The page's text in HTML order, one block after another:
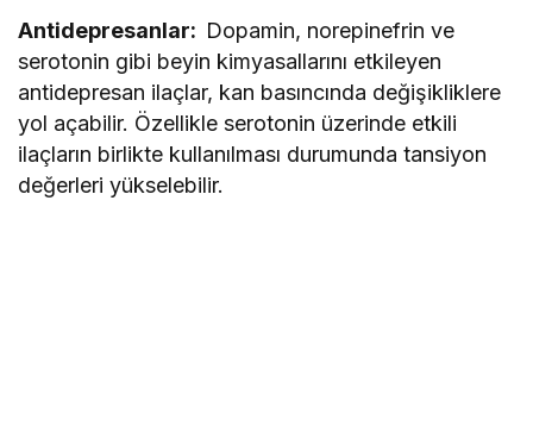
Antidepresanlar: Dopamin, norepinefrin ve
serotonin gibi beyin kimyasallarını etkileyen
antidepresan ilaçlar, kan basıncında değişikliklere
yol açabilir. Özellikle serotonin üzerinde etkili
ilaçların birlikte kullanılması durumunda tansiyon
değerleri yükselebilir.